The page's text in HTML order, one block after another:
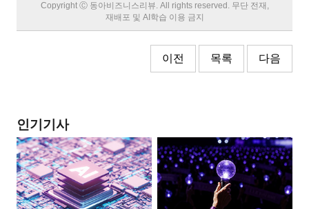
Copyright Ⓒ 동아비즈니스리뷰. All rights reserved. 무단 전재,
재배포 및 AI학습 이용 금지
이전 목록 다음
인기기사